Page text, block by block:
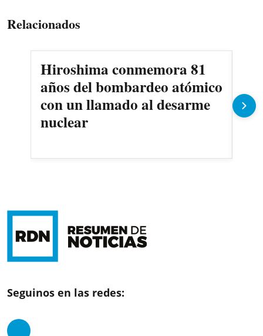
Relacionados
Hiroshima conmemora 81
años del bombardeo atómico
con un llamado al desarme
nuclear
Seguinos en las redes: